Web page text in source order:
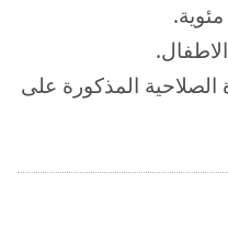
الصلاحية المذكورة على